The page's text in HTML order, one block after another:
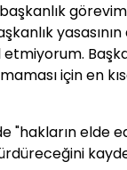
başkanlık
etmiyorum.
için en
"hakların elde